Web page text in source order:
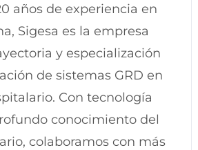
años de experiencia en
Sigesa es la empresa
y especialización
de sistemas GRD en
Con tecnología
conocimiento del
colaboramos con más